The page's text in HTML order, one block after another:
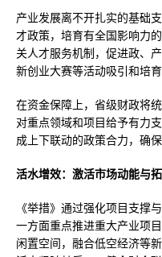
产业发展离不开扎实的基础
才政策，培育有全国影响力
关人才服务机制，促进政、
新创业大赛等活动吸引和培育
在资金保障上，省级财政将
对重点领域和项目给予有力
成上下联动的政策合力，确
活水增效：激活市场动能与
《举措》通过强化项目支撑
一方面重点推进重大产业项
闲置空间，融合低空经济等